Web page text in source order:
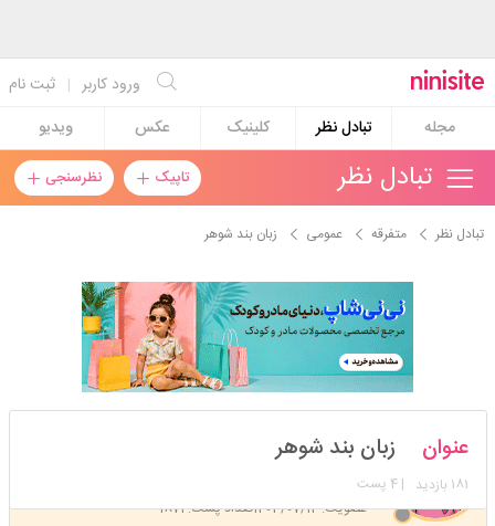
ثبت نام | ورود کاربر
مجله
تبادل نظر کلینیک عکس ویدیو
تاپیک نظرسنجی تبادل نظر
تبادل نظر متفرقه عمومی زبان بند شوهر
qouein_m
عضویت: 1403/07/12 تعداد پست: 1871
عنوان زبان بند شوهر
181 بازدید | 4 پست